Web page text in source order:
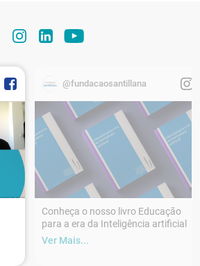
@fundacaosantillana
Conheça o nosso livro Educação
para a era da Inteligência artificial
Ver Mais...